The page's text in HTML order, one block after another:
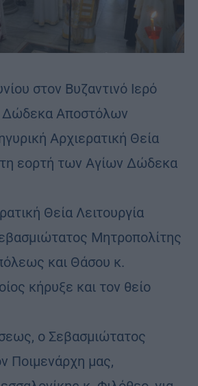
στον Βυζαντινό Ιερό
Αποστόλων
Αρχιερατική Θεία
τη εορτή των Αγίων Δώδεκα
Θεία Λειτουργία
Μητροπολίτης
και Θάσου κ.
κήρυξε και τον θείο
ο Σεβασμιώτατος
Ποιμενάρχη μας,